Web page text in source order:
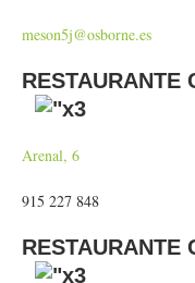
meson5j@osborne.es
Arenal, 6
915 227 848